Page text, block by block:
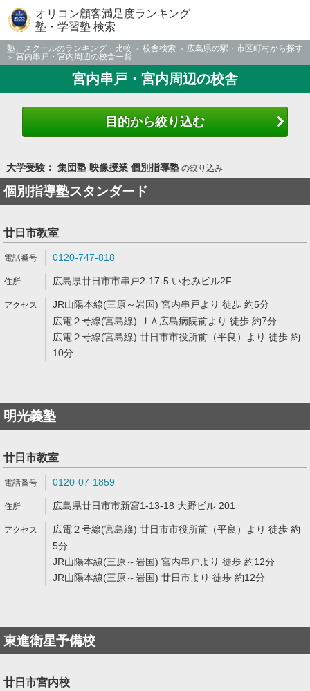
オリコン顧客満足度ランキング
塾・学習塾 検索
塾、スクールのランキング・比較 校舎検索
広島県の駅・市区町村から探す
宮内串戸・宮内周辺の校舎一覧
宮内串戸・宮内周辺の校舎
目的から絞り込む
大学受験： 集団塾 映像授業 個別指導塾の絞り込み
個別指導塾スタンダード
廿日市教室
0120-747-818
広島県廿日市市串戸2-17-5 いわみビル2F
JR山陽本線(三原～岩国) 宮内串戸より 徒歩 約5分
広電２号線(宮島線) ＪＡ広島病院前より 徒歩 約7分
広電２号線(宮島線) 廿日市市役所前（平良）より 徒歩 約
10分
明光義塾
廿日市教室
0120-07-1859
広島県廿日市市新宮1-13-18 大野ビル 201
広電２号線(宮島線) 廿日市市役所前（平良）より 徒歩 約
5分
JR山陽本線(三原～岩国) 宮内串戸より 徒歩 約12分
JR山陽本線(三原～岩国) 廿日市より 徒歩 約12分
東進衛星予備校
廿日市宮内校